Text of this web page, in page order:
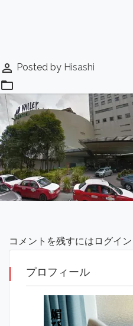
perm_identity Posted by Hisashi
folder_open
コメントを残すにはログイン
プロフィール